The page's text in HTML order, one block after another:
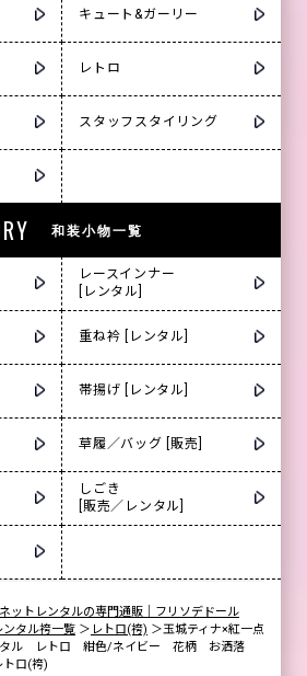
キュート&ガーリー
レトロ
スタッフスタイリング
和装小物一覧
レースインナー
[レンタル]
重ね衿 [レンタル]
帯揚げ [レンタル]
草履／バッグ [販売]
しごき
[販売／レンタル]
ットレンタルの専門通販｜フリソデドール
タル袴一覧 ＞ レトロ(袴) ＞玉城ティナ×紅一点
タル レトロ 紺色/ネイビー 花柄 お洒落
トロ(袴)